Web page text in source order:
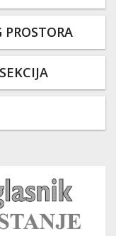
PROSTORA